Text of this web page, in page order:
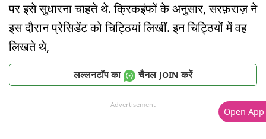
पर इसे सुधारना चाहते थे. क्रिकइंफों के अनुसार, सरफ़राज़ ने
इस दौरान प्रेसिडेंट को चिट्ठियां लिखीं. इन चिट्ठियों में वह
लिखते थे,
लल्लनटॉप का चैनल JOIN करें
Advertisement
Open App